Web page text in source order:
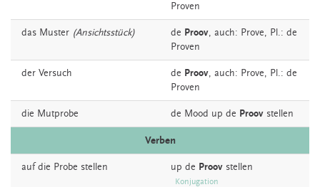
Proven
das Muster (Ansichtsstück) de Proov, auch: Prove, Pl.: de
Proven
der Versuch de Proov, auch: Prove, Pl.: de
Proven
die Mutprobe de Mood up de Proov stellen
Verben
auf die Probe stellen up de Proov stellen
Konjugation